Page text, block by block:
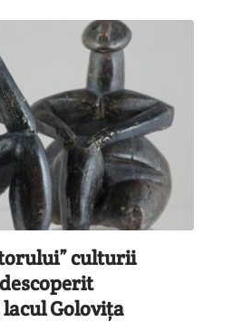
culturii
Golovița